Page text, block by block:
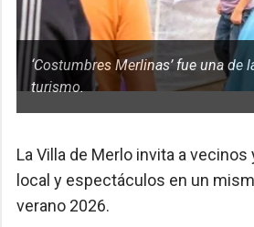
‘Costumbres Merlinas’ fue una
turismo.
La Villa de Merlo invita a
local y espectáculos en un
verano 2026.